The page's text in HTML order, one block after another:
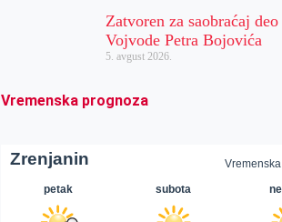
Zatvoren za saobraćaj
Vojvode Petra Bojovića
5. avgust 2026.
Vremenska prognoza